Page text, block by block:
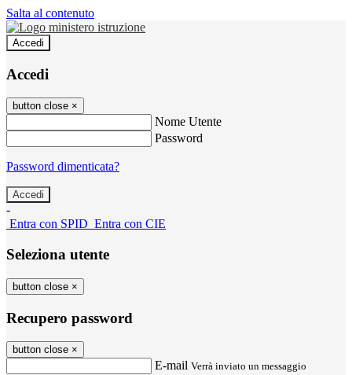
Salta al contenuto
Accedi
Accedi
button close ×
Nome Utente
Password
Password dimenticata?
-
Entra con SPID Entra con CIE
Seleziona utente
button close ×
Recupero password
button close ×
E-mail Verrà inviato un messaggio